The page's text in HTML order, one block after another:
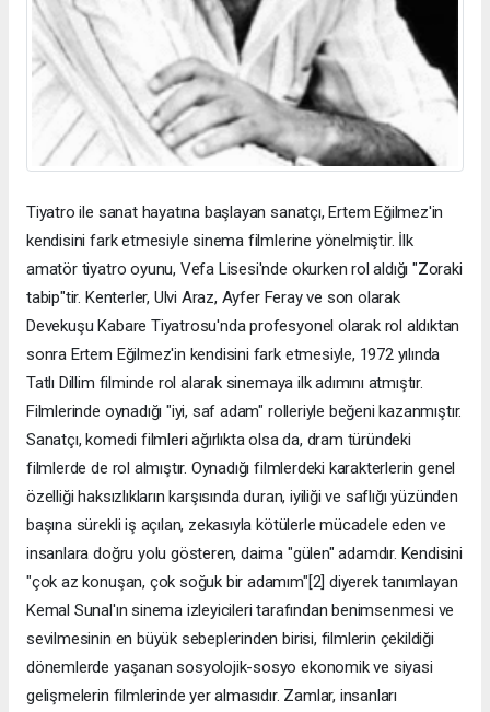
Tiyatro ile sanat hayatına başlayan sanatçı, Ertem Eğilmez'in
kendisini fark etmesiyle sinema filmlerine yönelmiştir. İlk
amatör tiyatro oyunu, Vefa Lisesi'nde okurken rol aldığı "Zoraki
tabip"tir. Kenterler, Ulvi Araz, Ayfer Feray ve son olarak
Devekuşu Kabare Tiyatrosu'nda profesyonel olarak rol aldıktan
sonra Ertem Eğilmez'in kendisini fark etmesiyle, 1972 yılında
Tatlı Dillim filminde rol alarak sinemaya ilk adımını atmıştır.
Filmlerinde oynadığı "iyi, saf adam" rolleriyle beğeni kazanmıştır.
Sanatçı, komedi filmleri ağırlıkta olsa da, dram türündeki
filmlerde de rol almıştır. Oynadığı filmlerdeki karakterlerin genel
özelliği haksızlıkların karşısında duran, iyiliği ve saflığı yüzünden
başına sürekli iş açılan, zekasıyla kötülerle mücadele eden ve
insanlara doğru yolu gösteren, daima "gülen" adamdır. Kendisini
"çok az konuşan, çok soğuk bir adamım"[2] diyerek tanımlayan
Kemal Sunal'ın sinema izleyicileri tarafından benimsenmesi ve
sevilmesinin en büyük sebeplerinden birisi, filmlerin çekildiği
dönemlerde yaşanan sosyolojik-sosyo ekonomik ve siyasi
gelişmelerin filmlerinde yer almasıdır. Zamlar, insanları